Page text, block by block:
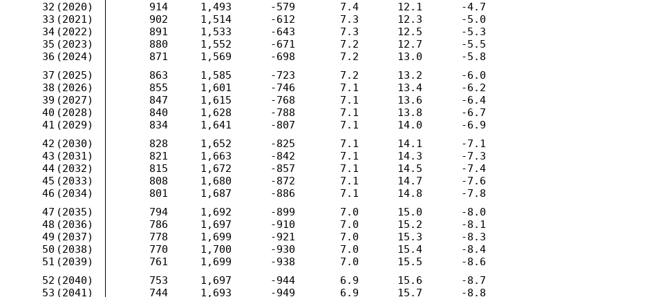
32 (2020) 914 1,493 -579 7.4 12.1
-4.7
33 (2021) 902 1,514 -612 7.3 12.3
-5.0
34 (2022) 891 1,533 -643 7.3 12.5
-5.3
35 (2023) 880 1,552 -671 7.2 12.7
-5.5
36 (2024) 871 1,569 -698 7.2 13.0
-5.8
37 (2025) 863 1,585 -723 7.2 13.2
-6.0
38 (2026) 855 1,601 -746 7.1 13.4
-6.2
39 (2027) 847 1,615 -768 7.1 13.6
-6.4
40 (2028) 840 1,628 -788 7.1 13.8
-6.7
41 (2029) 834 1,641 -807 7.1 14.0
-6.9
42 (2030) 828 1,652 -825 7.1 14.1
-7.1
43 (2031) 821 1,663 -842 7.1 14.3
-7.3
44 (2032) 815 1,672 -857 7.1 14.5
-7.4
45 (2033) 808 1,680 -872 7.1 14.7
-7.6
46 (2034) 801 1,687 -886 7.1 14.8
-7.8
47 (2035) 794 1,692 -899 7.0 15.0
-8.0
48 (2036) 786 1,697 -910 7.0 15.2
-8.1
49 (2037) 778 1,699 -921 7.0 15.3
-8.3
50 (2038) 770 1,700 -930 7.0 15.4
-8.4
51 (2039) 761 1,699 -938 7.0 15.5
-8.6
52 (2040) 753 1,697 -944 6.9 15.6
-8.7
53 (2041) 744 1,693 -949 6.9 15.7 -8.8